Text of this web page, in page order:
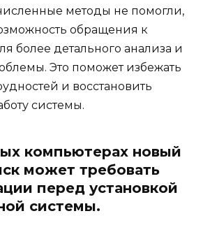
методы не помогли,
обращения к
более детального анализа и
Это поможет избежать
и восстановить
системы.
компьютерах новый
может требовать
перед установкой
системы.